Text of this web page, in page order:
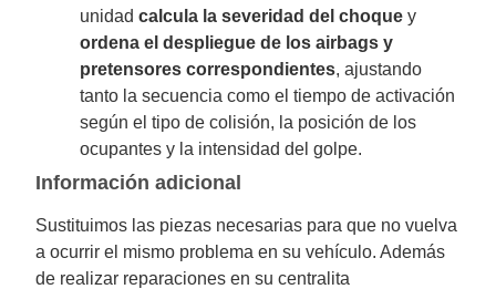
unidadcalcula la severidad del choque y
ordena el despliegue de los airbags y
pretensores correspondientes, ajustando
tanto la secuencia como el tiempo de activación
según el tipo de colisión, la posición de los
ocupantes y la intensidad del golpe.
Información adicional
Sustituimos las piezas necesarias para que no vuelva
a ocurrir el mismo problema en su vehículo. Además
de realizar reparaciones en su centralita